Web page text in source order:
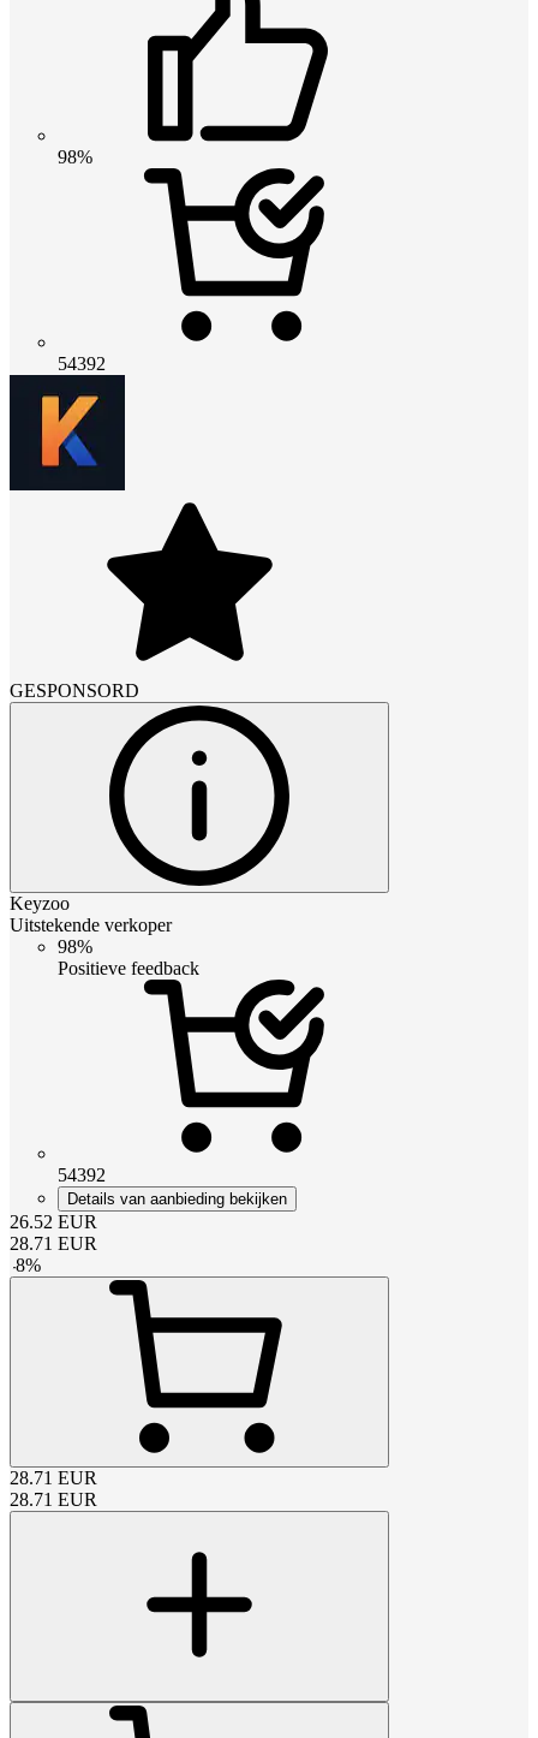
98%
54392
GESPONSORD
Keyzoo
Uitstekende verkoper
98%
Positieve feedback
54392
Details van aanbieding bekijken
26.52 EUR
28.71 EUR
-8%
28.71 EUR
28.71 EUR